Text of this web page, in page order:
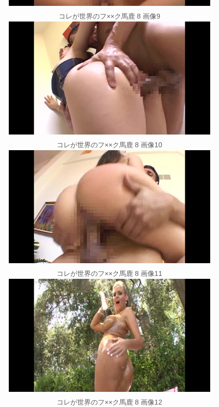
コレが世界のフ××ク馬鹿 8 画像9
コレが世界のフ××ク馬鹿 8 画像10
コレが世界のフ××ク馬鹿 8 画像11
コレが世界のフ××ク馬鹿 8 画像12